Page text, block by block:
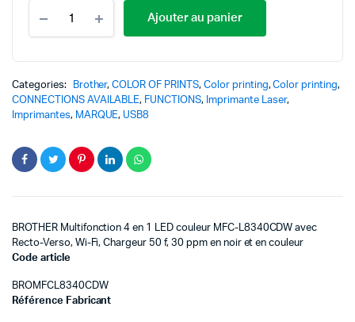
Ajouter au panier
Categories: Brother,COLOR OF PRINTS, Color printing,Color printing,
CONNECTIONS AVAILABLE, FUNCTIONS, Imprimante Laser,
Imprimantes, MARQUE, USB8
BROTHER Multifonction 4 en 1 LED couleur MFC-L8340CDW avec
Recto-Verso, Wi-Fi, Chargeur 50 f, 30 ppm en noir et en couleur
Code article
BROMFCL8340CDW
Référence Fabricant